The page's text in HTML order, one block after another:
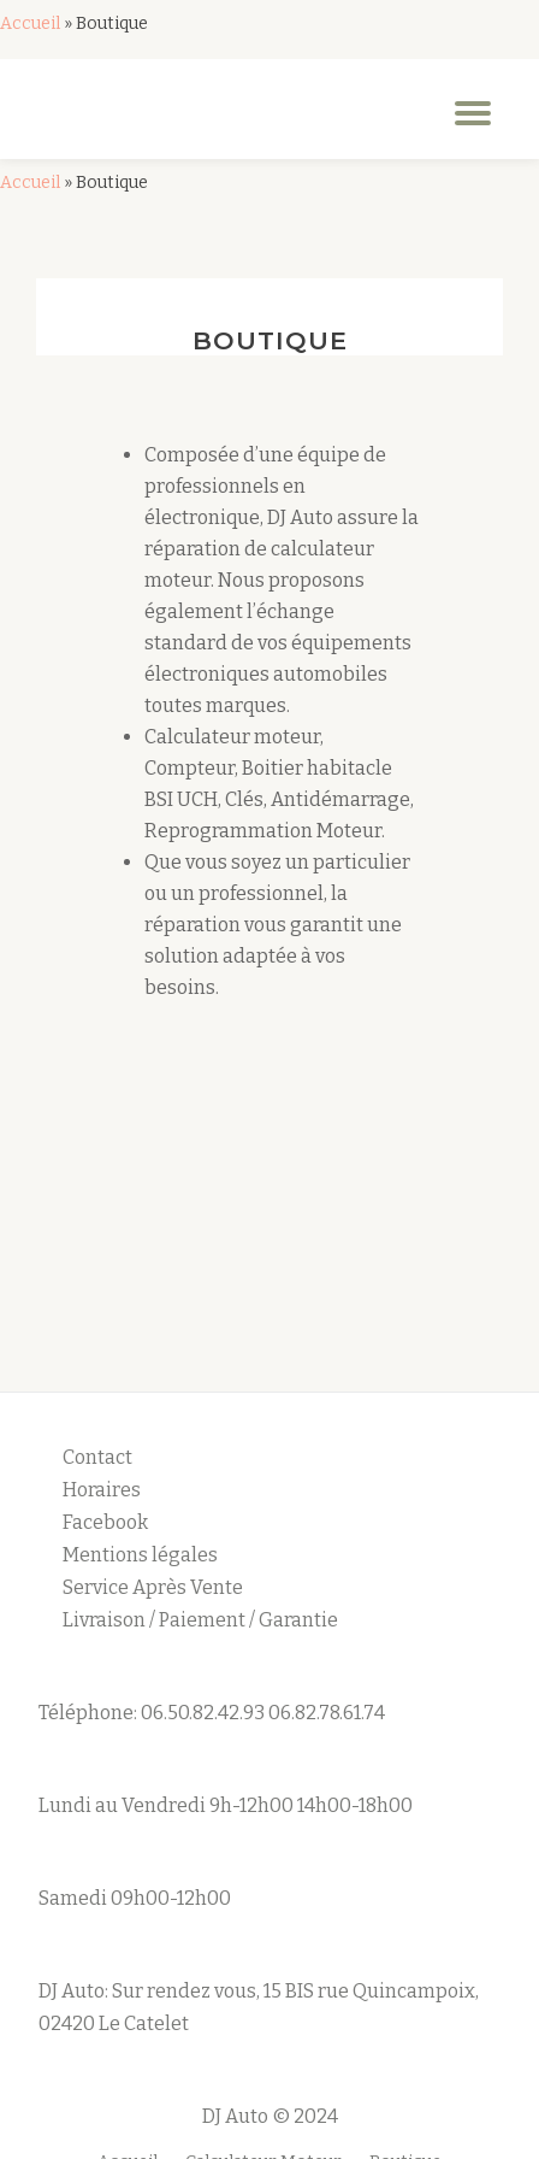
Accueil »Boutique
Accueil »Boutique
BOUTIQUE
Composée d’une équipe de
professionnels en
électronique, DJ Auto assure la
réparation de calculateur
moteur. Nous proposons
également l’échange
standard de vos équipements
électroniques automobiles
toutes marques.
Calculateur moteur,
Compteur, Boitier habitacle
BSI UCH, Clés, Antidémarrage,
Reprogrammation Moteur.
Que vous soyez un particulier
ou un professionnel, la
réparation vous garantit une
solution adaptée à vos
besoins.
Contact
Horaires
Facebook
Mentions légales
Service Après Vente
Livraison / Paiement / Garantie
Téléphone: 06.50.82.42.93 06.82.78.61.74
Lundi au Vendredi 9h-12h00 14h00-18h00
Samedi 09h00-12h00
DJ Auto: Sur rendez vous, 15 BIS rue Quincampoix,
02420 Le Catelet
DJ Auto © 2024